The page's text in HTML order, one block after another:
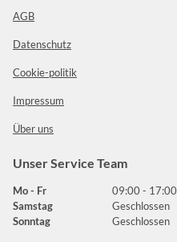
AGB
Datenschutz
Cookie-politik
Impressum
Über uns
Unser Service Team
Mo - Fr
09:00 - 17:00
Samstag
Geschlossen
Sonntag
Geschlossen